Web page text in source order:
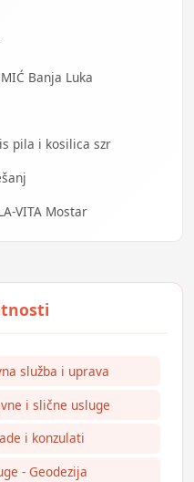
Banja Luka
pila i kosilica szr
VITA Mostar
služba i uprava
i slične usluge
i konzulati
- Geodezija